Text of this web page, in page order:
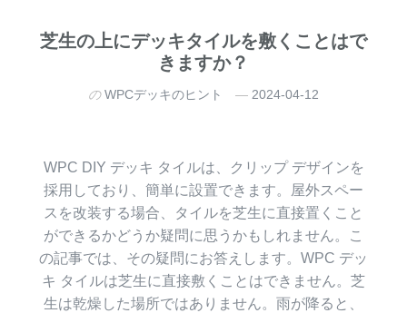
芝生の上にデッキタイルを敷くことはで
きますか？
のWPCデッキのヒント 2024-04-12
WPC DIY デッキ タイルは、クリップ デザインを
採用しており、簡単に設置できます。屋外スペー
スを改装する場合、タイルを芝生に直接置くこと
ができるかどうか疑問に思うかもしれません。こ
の記事では、その疑問にお答えします。WPC デッ
キ タイルは芝生に直接敷くことはできません。芝
生は乾燥した場所ではありません。雨が降ると、